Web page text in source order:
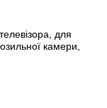
для
камери,